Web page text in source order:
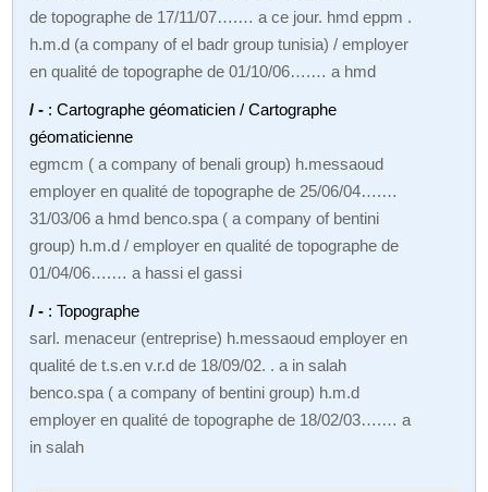
de topographe de 17/11/07….… a ce jour. hmd eppm .
h.m.d (a company of el badr group tunisia) / employer
en qualité de topographe de 01/10/06….… a hmd
/ - : Cartographe géomaticien / Cartographe
géomaticienne
egmcm ( a company of benali group) h.messaoud
employer en qualité de topographe de 25/06/04….…
31/03/06 a hmd benco.spa ( a company of bentini
group) h.m.d / employer en qualité de topographe de
01/04/06….… a hassi el gassi
/ - : Topographe
sarl. menaceur (entreprise) h.messaoud employer en
qualité de t.s.en v.r.d de 18/09/02. . a in salah
benco.spa ( a company of bentini group) h.m.d
employer en qualité de topographe de 18/02/03….… a
in salah